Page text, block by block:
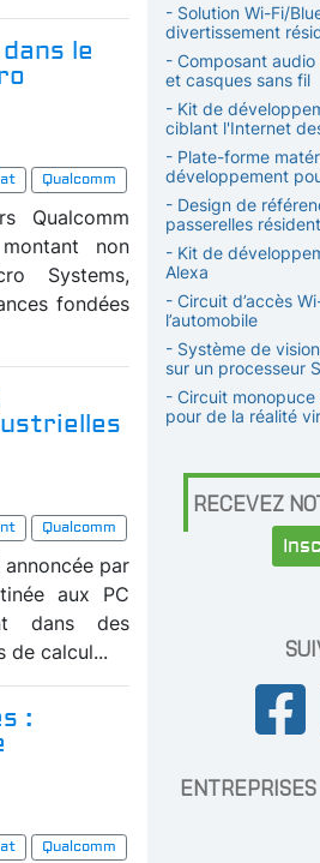
le
Qualcomm
Qualcomm
non
Systems,
fondées
Qualcomm
par
aux PC
dans des
de calcul...
:
Qualcomm
- Solution Wi-Fi/
divertissement
- Composant
et casques sans fil
- Kit de
ciblant l'Internet
- Plate-forme
développement
- Design de
passerelles
- Kit de
Alexa
- Circuit d’accès
l’automobile
- Système de
sur un processeur
- Circuit
pour de la réalité
RECEVEZ
ENTREPRISES